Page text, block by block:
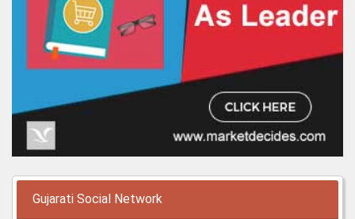
Gujarati Social Network